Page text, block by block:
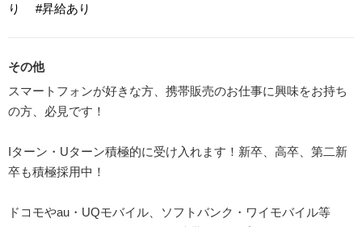
り
#昇給あり
その他
スマートフォンが好きな方、携帯販売のお仕事に興味をお持ち
の方、必見です！
Iターン・Uターン積極的に受け入れます！新卒、高卒、第二新
卒も積極採用中！
ドコモやau・UQモバイル、ソフトバンク・ワイモバイル等